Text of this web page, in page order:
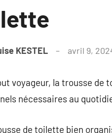
KESTEL avril 9,
voyageur, la trousse de
nécessaires au
de toilette bien